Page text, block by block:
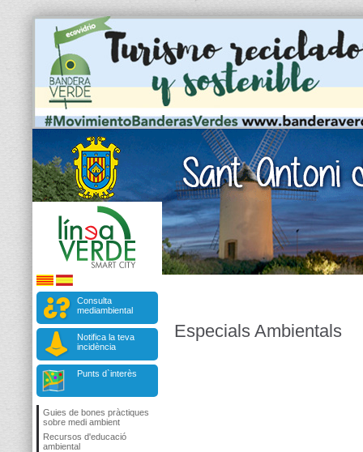
Consulta
mediambiental
Notifica la teva
incidència
Punts d`interès
Guies de bones pràctiques
sobre medi ambient
Recursos d'educació
ambiental
Especials Ambientals